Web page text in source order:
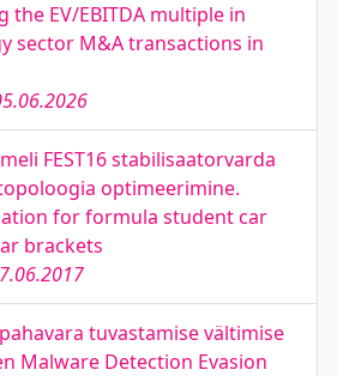
the EV/EBITDA multiple in
sector M&A transactions in
FEST16 stabilisaatorvarda
optimeerimine.
for formula student car
brackets
tuvastamise vältimise
Malware Detection Evasion